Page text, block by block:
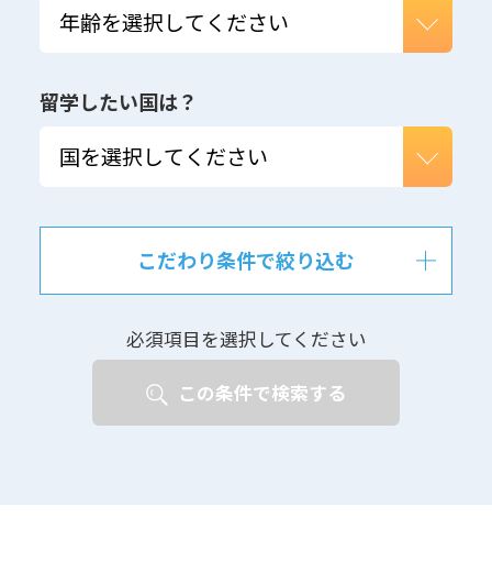
留学したい国は？
こだわり条件で絞り込む
必須項目を選択してください
この条件で検索する